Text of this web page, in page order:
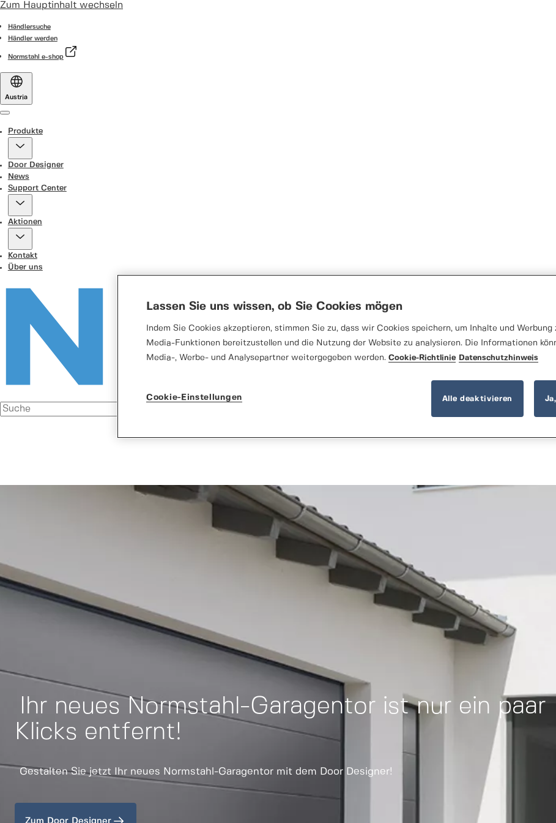
Zum Hauptinhalt wechseln
Händlersuche
Händler werden
Normstahl e-shop
Austria
Produkte
Door Designer
News
Support Center
Aktionen
Kontakt
Über uns
Ihr neues Normstahl-Garagentor ist nur ein paar
Klicks entfernt!
Gestalten Sie jetzt Ihr neues Normstahl-Garagentor mit dem Door Designer!
Zum Door Designer
Lassen Sie uns wissen, ob Sie Cookies mögen
Indem Sie Cookies akzeptieren, stimmen Sie zu, dass wir Cookies speichern, um Inhalte und
Media-Funktionen bereitzustellen und die Nutzung der Website zu analysieren. Die Informationen
Media-, Werbe- und Analysepartner weitergegeben werden. Cookie-Richtlinie Datenschutzhinweis
Cookie-Einstellungen Alle deaktivieren